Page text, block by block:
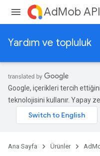
AdMob API
Yardım ve topluluk
Google, içerikleri tercih
teknolojisini kullanır. Yapay
Ana Sayfa Ürünler